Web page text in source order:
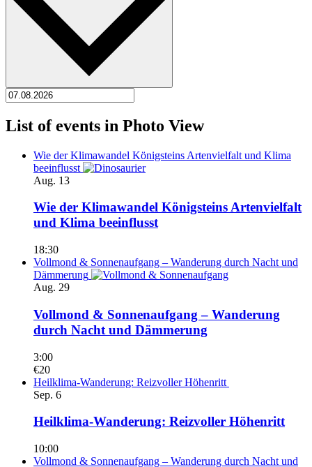
List of events in Photo View
Wie der Klimawandel Königsteins Artenvielfalt und Klima
beeinflusst
Aug. 13
Wie der Klimawandel Königsteins Artenvielfalt
und Klima beeinflusst
18:30
Vollmond & Sonnenaufgang – Wanderung durch Nacht und
Dämmerung
Aug. 29
Vollmond & Sonnenaufgang – Wanderung
durch Nacht und Dämmerung
3:00
€20
Heilklima-Wanderung: Reizvoller Höhenritt
Sep. 6
Heilklima-Wanderung: Reizvoller Höhenritt
10:00
Vollmond & Sonnenaufgang – Wanderung durch Nacht und